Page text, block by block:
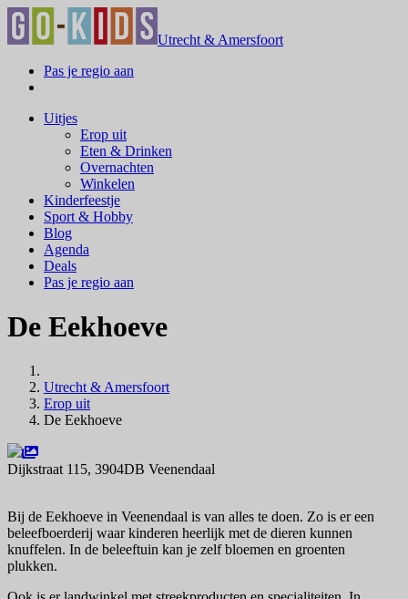
Utrecht & Amersfoort
Pas je regio aan
Uitjes
Erop uit
Eten & Drinken
Overnachten
Winkelen
Kinderfeestje
Sport & Hobby
Blog
Agenda
Deals
Pas je regio aan
De Eekhoeve
Utrecht & Amersfoort
Erop uit
De Eekhoeve
Dijkstraat 115, 3904DB Veenendaal
Bij de Eekhoeve in Veenendaal is van alles te doen. Zo is er een
beleefboerderij waar kinderen heerlijk met de dieren kunnen
knuffelen. In de beleeftuin kan je zelf bloemen en groenten
plukken.